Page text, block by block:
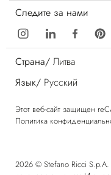
Следите за нами
Страна/ Литва
Язык/ Русский
Этот веб-сайт защищен
Политика
2026 © Stefano Ricci S.p.A.